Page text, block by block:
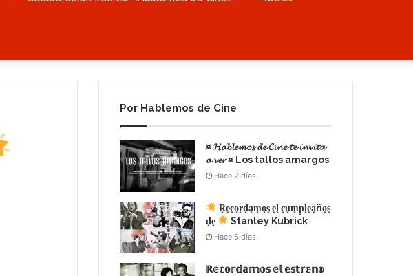
Por Hablemos de Cine
¤ 𝓗𝓪𝓫𝓵𝓮𝓶𝓸𝓼 𝓭𝓮 𝓒𝓲𝓷𝓮 𝓽𝓮 𝓲𝓷𝓿𝓲𝓽𝓪
𝓪 𝓿𝓮𝓻 ¤ Los tallos amargos
Hace 2 días
R͙e͙c͙o͙r͙d͙a͙m͙o͙s͙ e͙l͙ c͙u͙m͙p͙l͙e͙a͙ño͙s͙
d͙e͙
Stanley Kubrick
Hace 6 días
ℝ𝕖𝕔𝕠𝕣𝕕𝕒𝕞𝕠𝕤 𝕖𝕝 𝕖𝕤𝕥𝕣𝕖𝕟𝕠